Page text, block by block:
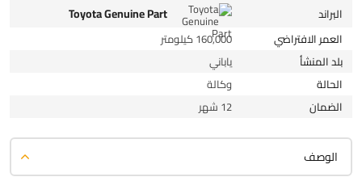
البراند Toyota Genuine Part
العمر الافتراضي
160,000 كيلومتر
بلد المنشأ
ياباني
الحالة
وكالة
الضمان
12 شهر
الوصف